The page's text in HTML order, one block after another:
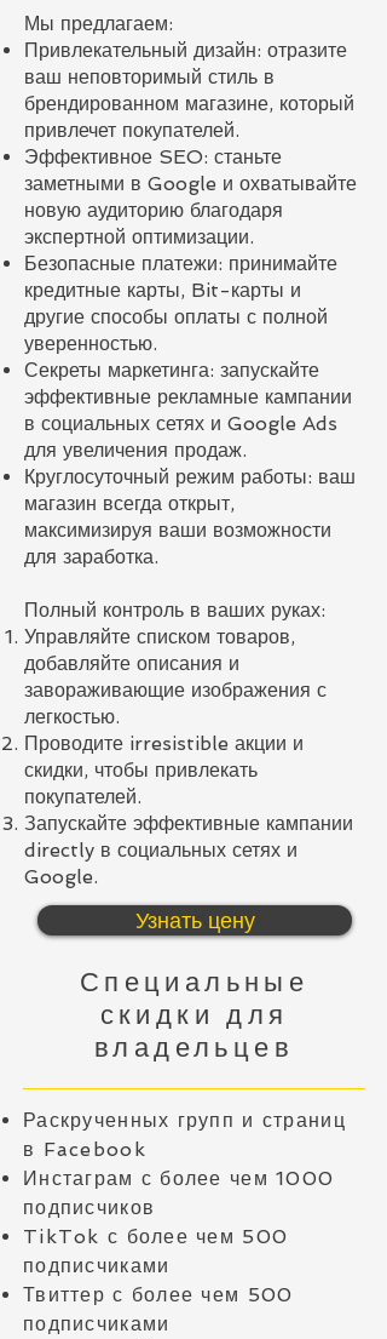
Мы предлагаем:
Привлекательный дизайн: отразите
ваш неповторимый стиль в
брендированном магазине, который
привлечет покупателей.
Эффективное SEO: станьте
заметными в Google и охватывайте
новую аудиторию благодаря
экспертной оптимизации.
Безопасные платежи: принимайте
кредитные карты, Bit-карты и
другие способы оплаты с полной
уверенностью.
Секреты маркетинга: запускайте
эффективные рекламные кампании
в социальных сетях и Google Ads
для увеличения продаж.
Круглосуточный режим работы: ваш
магазин всегда открыт,
максимизируя ваши возможности
для заработка.
Полный контроль в ваших руках:
Управляйте списком товаров,
добавляйте описания и
завораживающие изображения с
легкостью.
Проводите irresistible акции и
скидки, чтобы привлекать
покупателей.
Запускайте эффективные кампании
directly в социальных сетях и
Google.
Узнать цену
Специальные
скидки для
владельцев
Раскрученных групп и страниц
в Facebook
Инстаграм с более чем 1000
подписчиков
TikTok с более чем 500
подписчиками
Твиттер с более чем 500
подписчиками